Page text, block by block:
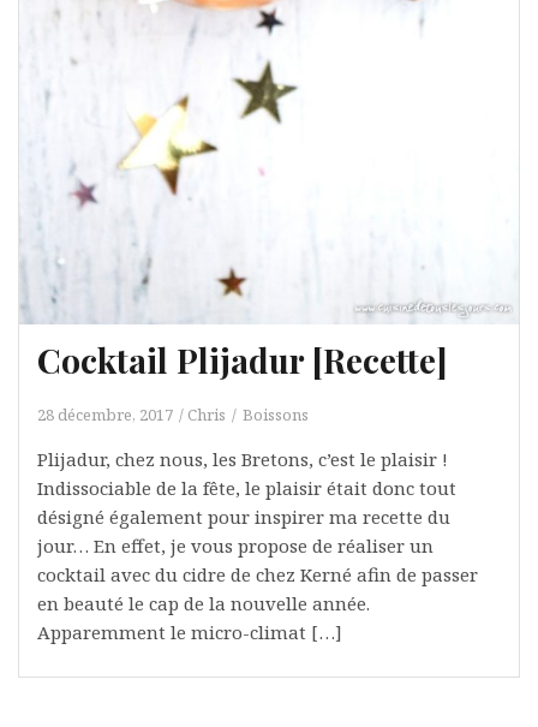
Cocktail Plijadur [Recette]
28 décembre, 2017 Chris Boissons
Plijadur, chez nous, les Bretons, c’est le plaisir !
Indissociable de la fête, le plaisir était donc tout
désigné également pour inspirer ma recette du
jour… En effet, je vous propose de réaliser un
cocktail avec du cidre de chez Kerné afin de passer
en beauté le cap de la nouvelle année.
Apparemment le micro-climat […]